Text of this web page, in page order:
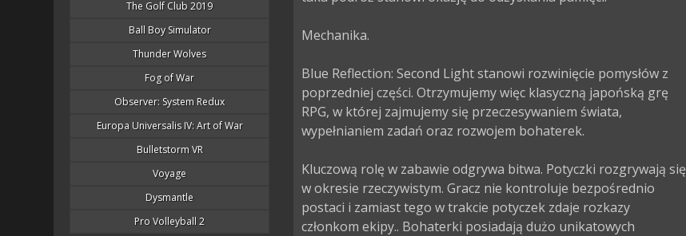
The Golf Club 2019
Ball Boy Simulator
Thunder Wolves
Fog of War
Observer: System Redux
Europa Universalis IV: Art of War
Bulletstorm VR
Voyage
Dysmantle
Pro Volleyball 2
Mechanika.
Blue Reflection: Second Light stanowi rozwinięcie pomysłów z
poprzedniej części. Otrzymujemy więc klasyczną japońską grę
RPG, w której zajmujemy się przeczesywaniem świata,
wypełnianiem zadań oraz rozwojem bohaterek.
Kluczową rolę w zabawie odgrywa bitwa. Potyczki rozgrywają się
w okresie rzeczywistym. Gracz nie kontroluje bezpośrednio
postaci i zamiast tego w trakcie potyczek zdaje rozkazy
członkom ekipy.. Bohaterki posiadają dużo unikatowych